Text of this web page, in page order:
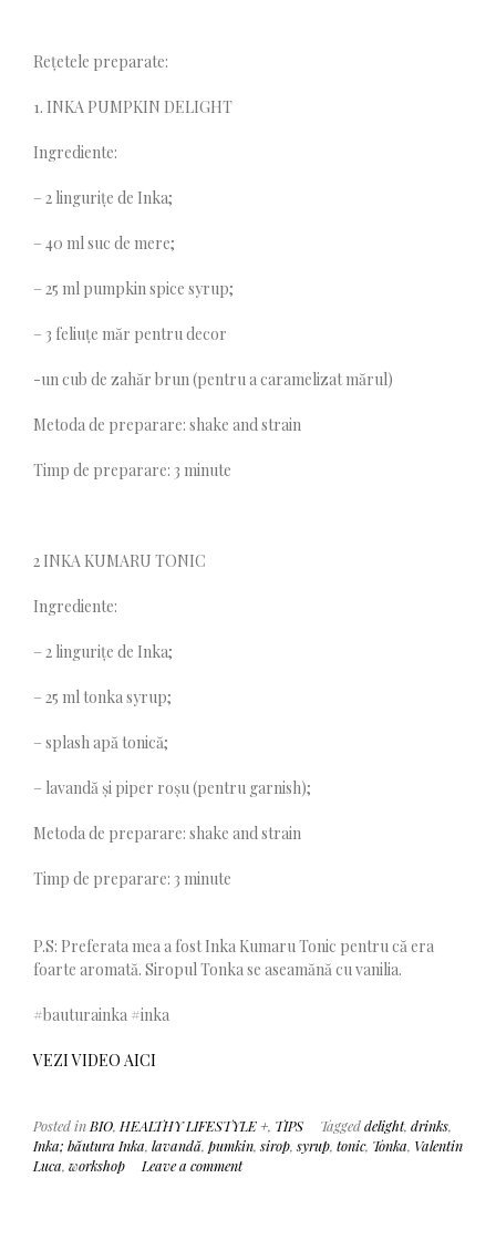
Rețetele preparate:
1. INKA PUMPKIN DELIGHT
Ingrediente:
– 2 lingurițe de Inka;
– 40 ml suc de mere;
– 25 ml pumpkin spice syrup;
– 3 feliuțe măr pentru decor
-un cub de zahăr brun (pentru a caramelizat mărul)
Metoda de preparare: shake and strain
Timp de preparare: 3 minute
2 INKA KUMARU TONIC
Ingrediente:
– 2 lingurițe de Inka;
– 25 ml tonka syrup;
– splash apă tonică;
– lavandă și piper roșu (pentru garnish);
Metoda de preparare: shake and strain
Timp de preparare: 3 minute
P.S: Preferata mea a fost Inka Kumaru Tonic pentru că era
foarte aromată. Siropul Tonka se aseamănă cu vanilia.
#bauturainka #inka
VEZI VIDEO AICI
Posted in BIO, HEALTHY LIFESTYLE +, TIPS Taggeddelight, drinks,
Inka; băutura Inka, lavandă, pumkin,sirop,syrup, tonic, Tonka, Valentin
Luca, workshop Leave a comment